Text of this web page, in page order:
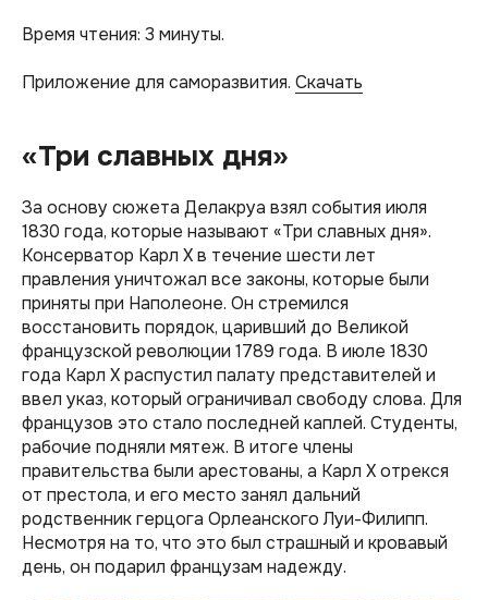
Время чтения: 3 минуты.
Приложение для саморазвития. Скачать
«Три славных дня»
За основу сюжета Делакруа взял события июля
1830 года, которые называют «Три славных дня».
Консерватор Карл X в течение шести лет
правления уничтожал все законы, которые были
приняты при Наполеоне. Он стремился
восстановить порядок, царивший до Великой
французской революции 1789 года. В июле 1830
года Карл X распустил палату представителей и
ввел указ, который ограничивал свободу слова. Для
французов это стало последней каплей. Студенты,
рабочие подняли мятеж. В итоге члены
правительства были арестованы, а Карл X отрекся
от престола, и его место занял дальний
родственник герцога Орлеанского Луи-Филипп.
Несмотря на то, что это был страшный и кровавый
день, он подарил французам надежду.